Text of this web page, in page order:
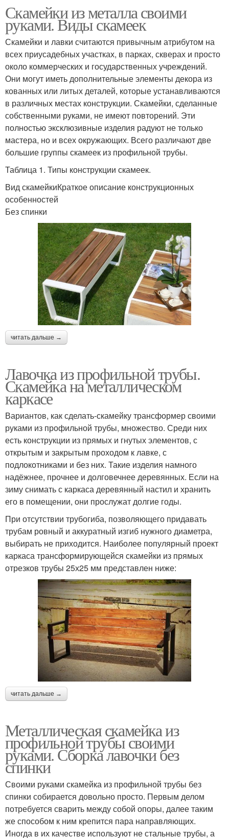
Скамейки из металла своими
руками. Виды скамеек
Скамейки и лавки считаются привычным атрибутом на
всех приусадебных участках, в парках, скверах и просто
около коммерческих и государственных учреждений.
Они могут иметь дополнительные элементы декора из
кованных или литых деталей, которые устанавливаются
в различных местах конструкции. Скамейки, сделанные
собственными руками, не имеют повторений. Эти
полностью эксклюзивные изделия радуют не только
мастера, но и всех окружающих. Всего различают две
большие группы скамеек из профильной трубы.
Таблица 1. Типы конструкции скамеек.
Вид скамейкиКраткое описание конструкционных
особенностей
Без спинки
читать дальше →
Лавочка из профильной трубы.
Скамейка на металлическом
каркасе
Вариантов, как сделать-скамейку трансформер своими
руками из профильной трубы, множество. Среди них
есть конструкции из прямых и гнутых элементов, с
открытым и закрытым проходом к лавке, с
подлокотниками и без них. Такие изделия намного
надёжнее, прочнее и долговечнее деревянных. Если на
зиму снимать с каркаса деревянный настил и хранить
его в помещении, они прослужат долгие годы.
При отсутствии трубогиба, позволяющего придавать
трубам ровный и аккуратный изгиб нужного диаметра,
выбирать не приходится. Наиболее популярный проект
каркаса трансформирующейся скамейки из прямых
отрезков трубы 25х25 мм представлен ниже:
читать дальше →
Металлическая скамейка из
профильной трубы своими
руками. Сборка лавочки без
спинки
Своими руками скамейка из профильной трубы без
спинки собирается довольно просто. Первым делом
потребуется сварить между собой опоры, далее таким
же способом к ним крепится пара направляющих.
Иногда в их качестве используют не стальные трубы, а